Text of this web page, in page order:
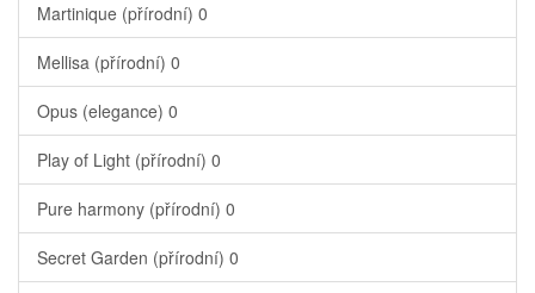
Martinique (přírodní) 0
Mellisa (přírodní) 0
Opus (elegance) 0
Play of Light (přírodní) 0
Pure harmony (přírodní) 0
Secret Garden (přírodní) 0